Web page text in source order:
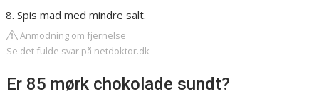
Spis mad med mindre salt.
Anmodning om fjernelse
Se det fulde svar på netdoktor.dk
Er 85 mørk chokolade sundt?